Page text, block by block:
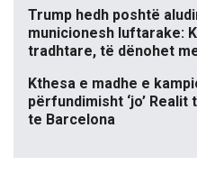
Trump hedh poshtë
municionesh luftarake:
tradhtare, të dënohet
Kthesa e madhe e
përfundimisht ‘jo’
te Barcelona